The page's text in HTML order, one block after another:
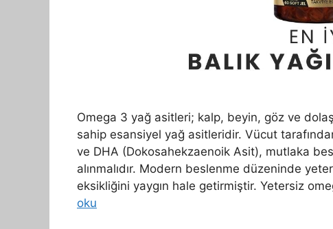
Omega 3 yağ asitleri; kalp, beyin, göz ve
sahip esansiyel yağ asitleridir. Vücut
ve DHA (Dokosahekzaenoik Asit), mutlaka
alınmalıdır. Modern beslenme düzeninde
eksikliğini yaygın hale getirmiştir. Yetersiz
oku